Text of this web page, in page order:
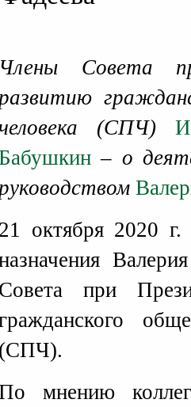
Члены Совета
развитию
(СПЧ)
– о
руководством
21 октября 2020 г.
Совета при
(СПЧ).
мнению